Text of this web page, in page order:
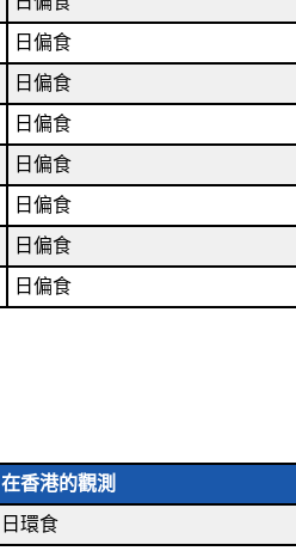
日偏食
日偏食
日偏食
日偏食
日偏食
日偏食
日偏食
在香港的觀測
日環食